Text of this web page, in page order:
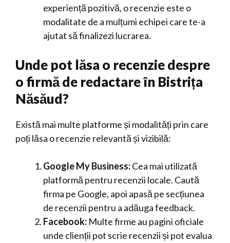
experiență pozitivă, o recenzie este o
modalitate de a mulțumi echipei care te-a
ajutat să finalizezi lucrarea.
Unde pot lăsa o recenzie despre
o firmă de redactare în Bistrița
Năsăud?
Există mai multe platforme și modalități prin care
poți lăsa o recenzie relevantă și vizibilă:
Google My Business:Cea mai utilizată
platformă pentru recenzii locale. Caută
firma pe Google, apoi apasă pe secțiunea
de recenzii pentru a adăuga feedback.
Facebook: Multe firme au pagini oficiale
unde clienții pot scrie recenzii și pot evalua